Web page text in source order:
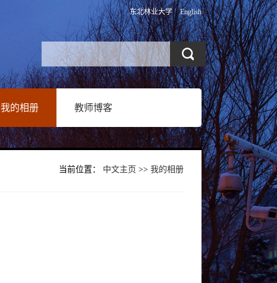
东北林业大学 English
我的相册 教师博客
当前位置： 中文主页 >> 我的相册